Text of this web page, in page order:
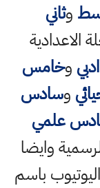
وثاني
الاعدادية
وخامس
وسادس
علمي
وايضا
باسم